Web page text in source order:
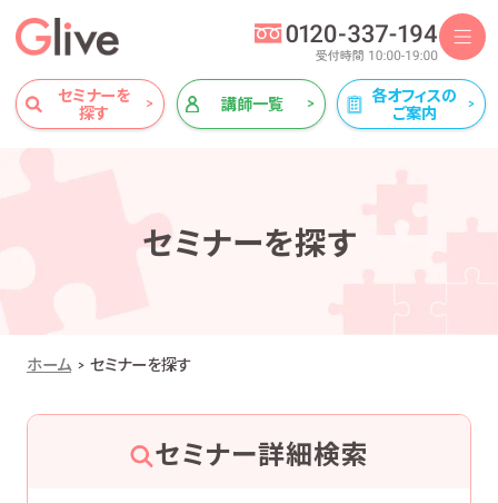
セミナーを
探す
講師一覧
各オフィスの
ご案内
セミナーを探す
ホーム セミナーを探す
セミナー詳細検索